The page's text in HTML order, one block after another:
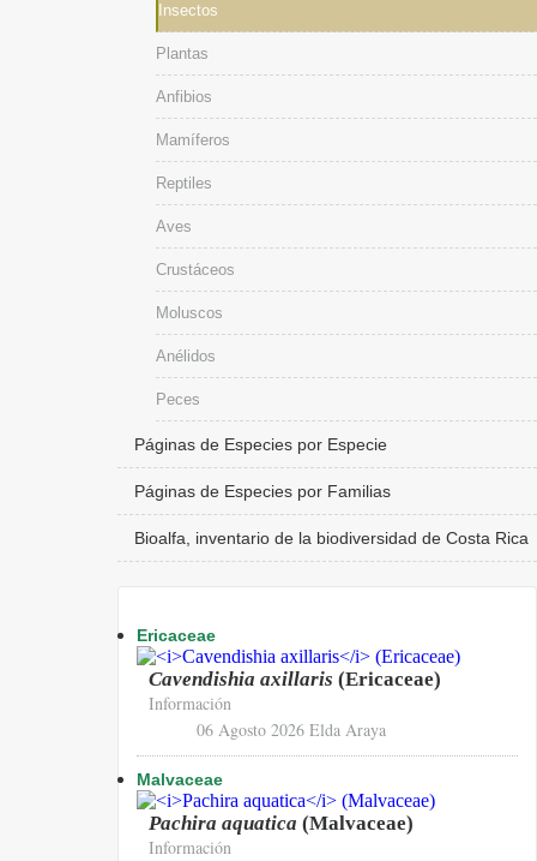
Insectos
Plantas
Anfibios
Mamíferos
Reptiles
Aves
Crustáceos
Moluscos
Anélidos
Peces
Páginas de Especies por Especie
Páginas de Especies por Familias
Bioalfa, inventario de la biodiversidad de Costa Rica
Ericaceae
Cavendishia axillaris (Ericaceae)
Información
06 Agosto 2026 Elda Araya
Malvaceae
Pachira aquatica (Malvaceae)
Información